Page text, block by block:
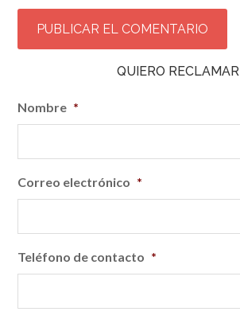
QUIERO RECLAMAR
Nombre *
Correo electrónico *
Teléfono de contacto *